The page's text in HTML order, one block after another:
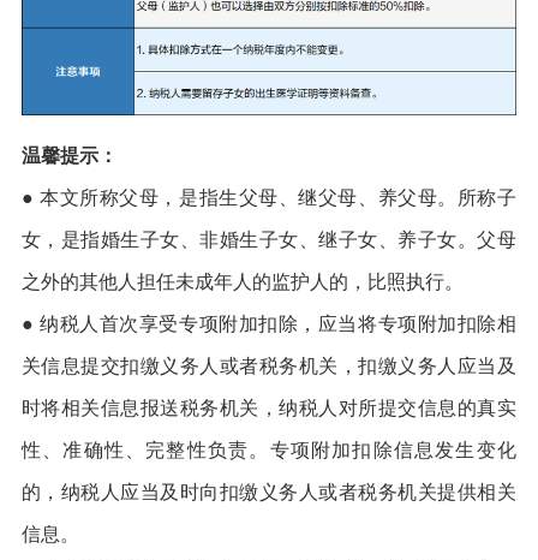
温馨提示：
● 本文所称父母，是指生父母、继父母、养父母。所称子
女，是指婚生子女、非婚生子女、继子女、养子女。父母
之外的其他人担任未成年人的监护人的，比照执行。
● 纳税人首次享受专项附加扣除，应当将专项附加扣除相
关信息提交扣缴义务人或者税务机关，扣缴义务人应当及
时将相关信息报送税务机关，纳税人对所提交信息的真实
性、准确性、完整性负责。专项附加扣除信息发生变化
的，纳税人应当及时向扣缴义务人或者税务机关提供相关
信息。